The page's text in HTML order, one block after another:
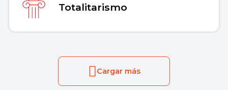
Totalitarismo
Cargar más